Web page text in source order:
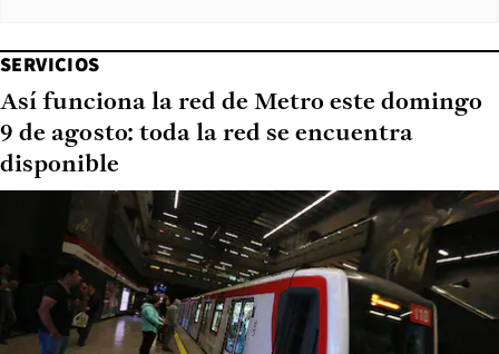
SERVICIOS
Así funciona la red de Metro este domingo
9 de agosto: toda la red se encuentra
disponible